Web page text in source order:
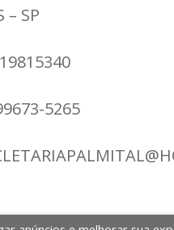
– SP
5265